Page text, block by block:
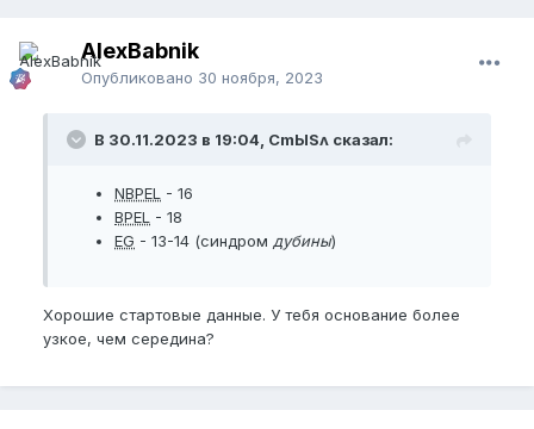
AlexBabnik
Опубликовано 30 ноября, 2023
В 30.11.2023 в 19:04, CmЫSʌ сказал:
NBPEL
- 16
BPEL
- 18
EG - 13-14 (синдром дубины)
Хорошие стартовые данные. У тебя основание более
узкое, чем середина?